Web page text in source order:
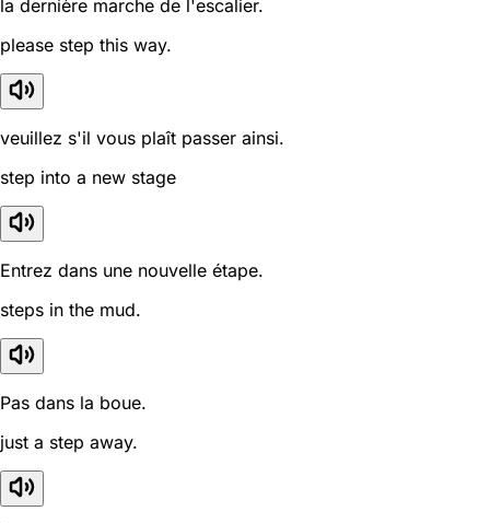
la dernière marche de l'escalier.
please step this way.
veuillez s'il vous plaît passer ainsi.
step into a new stage
Entrez dans une nouvelle étape.
steps in the mud.
Pas dans la boue.
just a step away.